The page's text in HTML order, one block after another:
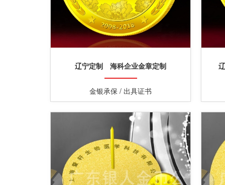
辽宁定制 海科企业金章定制
金银承保 / 出具证书